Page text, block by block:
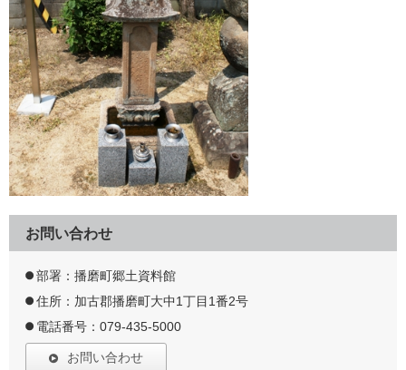
お問い合わせ
部署：播磨町郷土資料館
住所：加古郡播磨町大中1丁目1番2号
電話番号：079-435-5000
お問い合わせ